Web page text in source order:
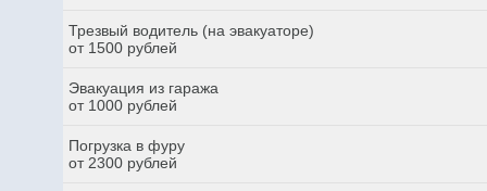
Трезвый водитель (на эвакуаторе)
от 1500 рублей
Эвакуация из гаража
от 1000 рублей
Погрузка в фуру
от 2300 рублей